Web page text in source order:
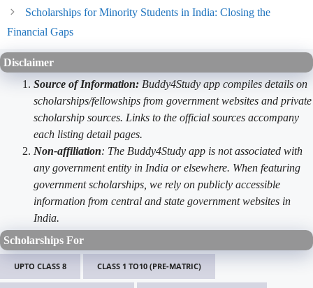
Scholarships for Minority Students in India: Closing the
Financial Gaps
Disclaimer
Source of Information: Buddy4Study app compiles details on
scholarships/fellowships from government websites and private
scholarship sources. Links to the official sources accompany
each listing detail pages.
Non-affiliation: The Buddy4Study app is not associated with
any government entity in India or elsewhere. When featuring
government scholarships, we rely on publicly accessible
information from central and state government websites in
India.
Scholarships For
UPTO CLASS 8 CLASS 1 TO10 (PRE-MATRIC)